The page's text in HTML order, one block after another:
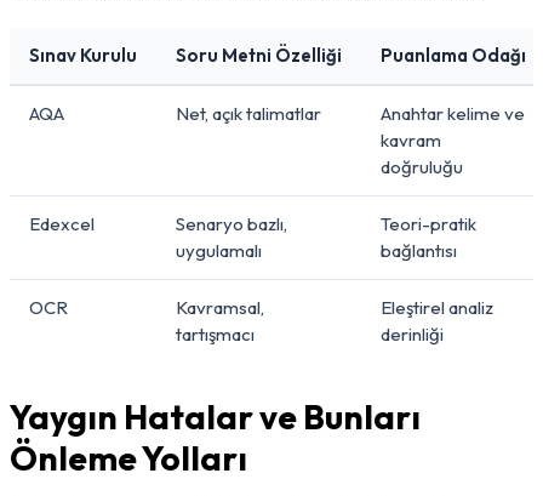
Sınav Kurulu Soru Metni Özelliği Puanlama Odağı
AQA Net, açık talimatlar
Anahtar kelime ve
kavram
doğruluğu
Edexcel
Senaryo bazlı,
uygulamalı
Teori-pratik
bağlantısı
OCR
Kavramsal,
tartışmacı
Eleştirel analiz
derinliği
Yaygın Hatalar ve Bunları
Önleme Yolları